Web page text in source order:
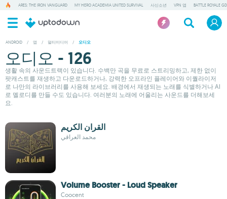
ARES: THE IRON VANGUARD MY HERO ACADEMIA UNITED SURVIVAL 사신소년 VPN 앱 BATTLE ROYALE GD
ANDROID / 앱 / 멀티미디어 / 오디오
오디오 - 126
생활 속의 사운드트랙이 있습니다. 수백만 곡을 무료로 스트리밍하고, 제한 없이
팟캐스트를 재생하고 다운로드하거나, 강력한 오프라인 플레이어와 이퀄라이저
로 나만의 라이브러리를 사용해 보세요. 배경에서 재생되는 노래를 식별하거나 AI
로 멜로디를 만들 수도 있습니다. 여러분의 노래에 어울리는 사운드를 더해보세
요.
القران الكريم
محمد العراقي
Volume Booster - Loud Speaker
Coocent